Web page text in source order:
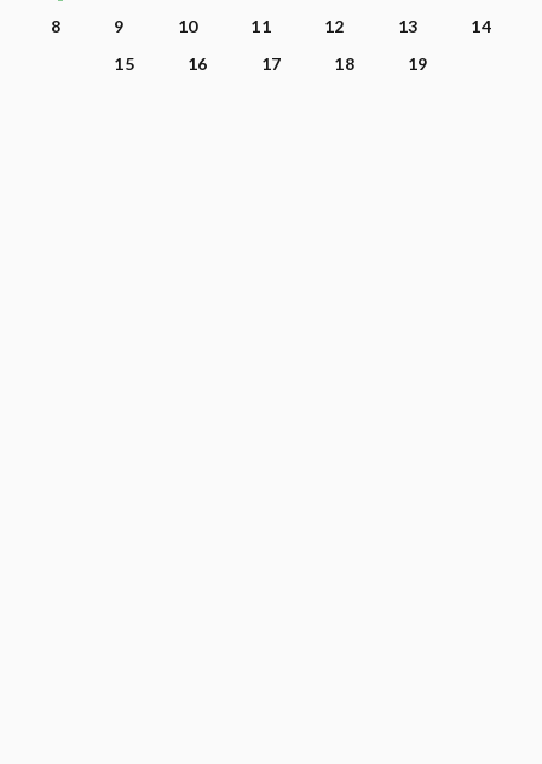
8
9 10 11 12 13
14
15
16 17 18 19